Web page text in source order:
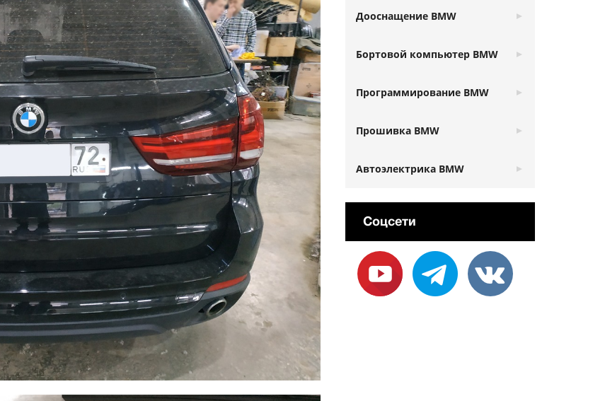
Дооснащение BMW
Бортовой компьютер BMW
Программирование BMW
Прошивка BMW
Автоэлектрика BMW
Соцсети